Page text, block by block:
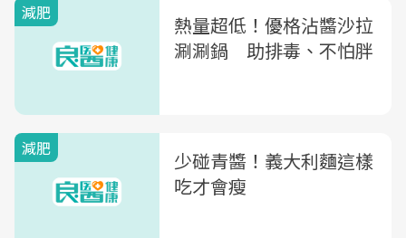
減肥
熱量超低！優格沾醬沙拉
涮涮鍋 助排毒、不怕胖
減肥
少碰青醬！義大利麵這樣
吃才會瘦